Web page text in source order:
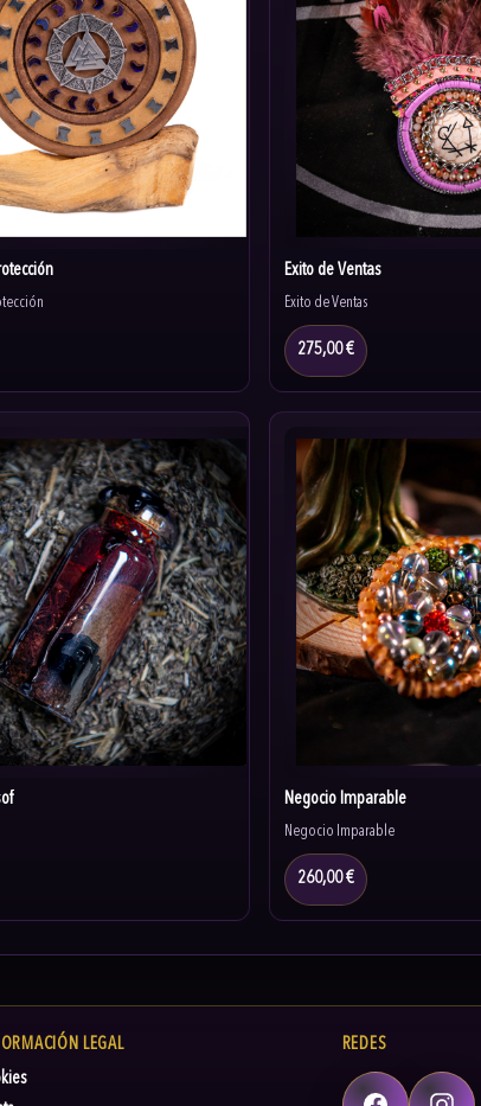
Éxito de Ventas
Éxito de Ventas
275,00 €
Negocio Imparable
Negocio Imparable
260,00 €
LEGAL
REDES
Facebook